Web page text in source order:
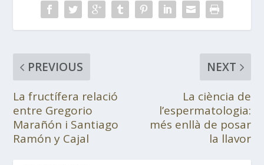
PREVIOUS
La fructífera relació
entre Gregorio
Marañón i Santiago
Ramón y Cajal
NEXT
La ciència de
l’espermatologia:
més enllà de posar
la llavor